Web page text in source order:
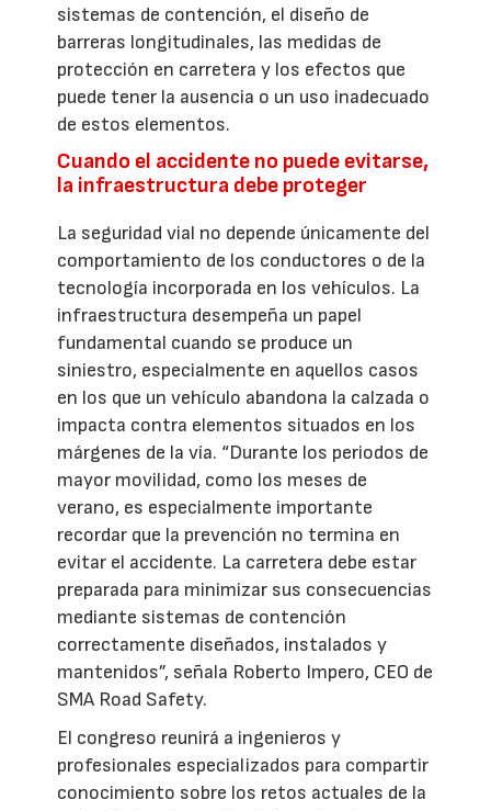
sistemas de contención, el diseño de
barreras longitudinales, las medidas de
protección en carretera y los efectos que
puede tener la ausencia o un uso inadecuado
de estos elementos.
Cuando el accidente no puede evitarse,
la infraestructura debe proteger
La seguridad vial no depende únicamente del
comportamiento de los conductores o de la
tecnología incorporada en los vehículos. La
infraestructura desempeña un papel
fundamental cuando se produce un
siniestro, especialmente en aquellos casos
en los que un vehículo abandona la calzada o
impacta contra elementos situados en los
márgenes de la vía. “Durante los periodos de
mayor movilidad, como los meses de
verano, es especialmente importante
recordar que la prevención no termina en
evitar el accidente. La carretera debe estar
preparada para minimizar sus consecuencias
mediante sistemas de contención
correctamente diseñados, instalados y
mantenidos”, señala Roberto Impero, CEO de
SMA Road Safety.
El congreso reunirá a ingenieros y
profesionales especializados para compartir
conocimiento sobre los retos actuales de la